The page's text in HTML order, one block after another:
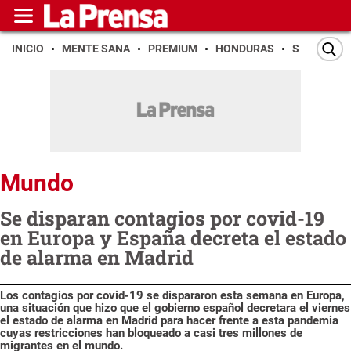
INICIO MENTE SANA PREMIUM HONDURAS SAN PEDRO
Mundo
Se disparan contagios por covid-19
en Europa y España decreta el estado
de alarma en Madrid
Los contagios por covid-19 se dispararon esta semana en Europa,
una situación que hizo que el gobierno español decretara el viernes
el estado de alarma en Madrid para hacer frente a esta pandemia
cuyas restricciones han bloqueado a casi tres millones de
migrantes en el mundo.